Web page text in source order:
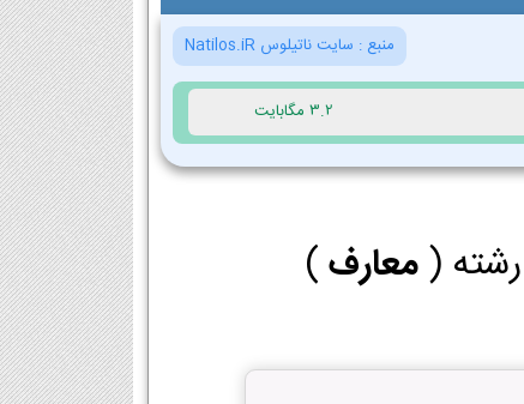
منبع : سایت ناتیلوس Natilos.iR
3.2 مگابایت
(معارف)